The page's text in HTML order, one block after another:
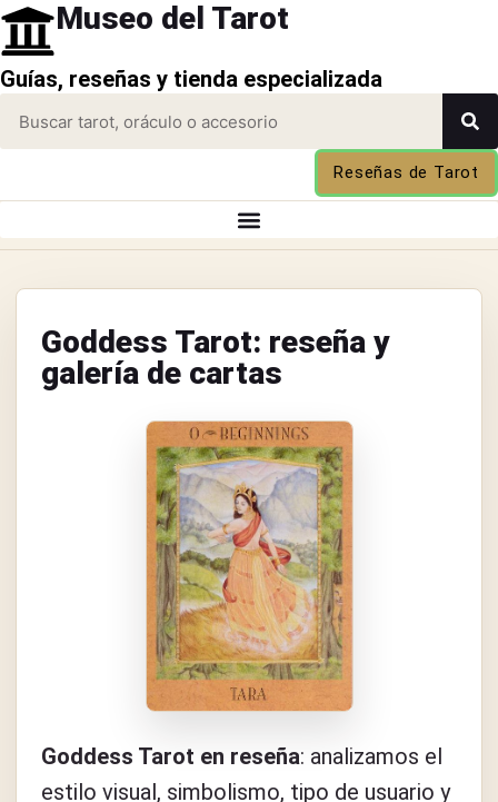
Museo del Tarot
Guías, reseñas y tienda especializada
Reseñas de Tarot
Goddess Tarot: reseña y
galería de cartas
Goddess Tarot en reseña: analizamos el
estilo visual, simbolismo, tipo de usuario y